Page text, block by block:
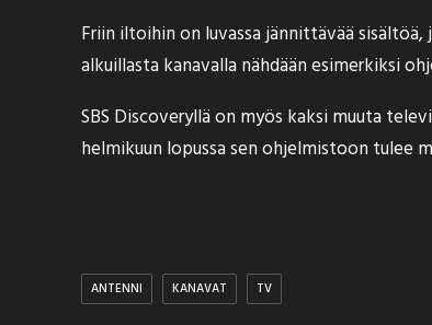
Friin iltoihin on luvassa jännittävää
alkuillasta kanavalla nähdään esimerkiksi
SBS Discoveryllä on myös kaksi muuta
helmikuun lopussa sen ohjelmistoon tulee
ANTENNI KANAVAT TV